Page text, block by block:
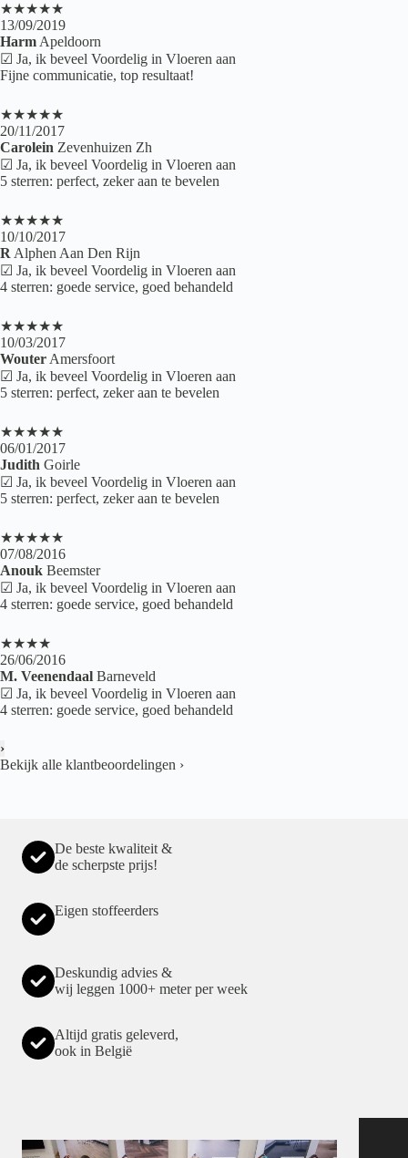
★★★★★
13/09/2019
Harm Apeldoorn
☑ Ja, ik beveel Voordelig in Vloeren aan
Fijne communicatie, top resultaat!
★★★★★
20/11/2017
Carolein Zevenhuizen Zh
☑ Ja, ik beveel Voordelig in Vloeren aan
5 sterren: perfect, zeker aan te bevelen
★★★★★
10/10/2017
R Alphen Aan Den Rijn
☑ Ja, ik beveel Voordelig in Vloeren aan
4 sterren: goede service, goed behandeld
★★★★★
10/03/2017
Wouter Amersfoort
☑ Ja, ik beveel Voordelig in Vloeren aan
5 sterren: perfect, zeker aan te bevelen
★★★★★
06/01/2017
Judith Goirle
☑ Ja, ik beveel Voordelig in Vloeren aan
5 sterren: perfect, zeker aan te bevelen
★★★★★
07/08/2016
Anouk Beemster
☑ Ja, ik beveel Voordelig in Vloeren aan
4 sterren: goede service, goed behandeld
★★★★
26/06/2016
M. Veenendaal Barneveld
☑ Ja, ik beveel Voordelig in Vloeren aan
4 sterren: goede service, goed behandeld
›
Bekijk alle klantbeoordelingen ›
De beste kwaliteit &
de scherpste prijs!
Eigen stoffeerders
Deskundig advies &
wij leggen 1000+ meter per week
Altijd gratis geleverd,
ook in België